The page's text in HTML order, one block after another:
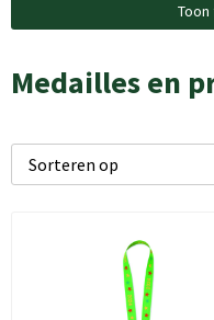
Medailles en